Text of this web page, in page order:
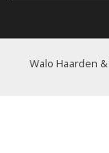
Walo Haarden